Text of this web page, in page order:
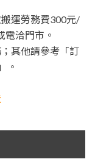
運勞務費300元/
電洽門市。
其他請參考「訂
。